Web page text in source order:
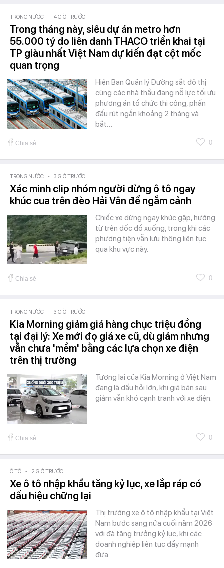
TRONG NƯỚC - 4 GIỜ TRƯỚC
Trong tháng này, siêu dự án metro hơn
55.000 tỷ do liên danh THACO triển khai tại
TP giàu nhất Việt Nam dự kiến đạt cột mốc
quan trọng
Hiện Ban Quản lý Đường sắt đô thị
cùng các nhà thầu đang nỗ lực tối ưu
phương án tổ chức thi công, phấn
đấu rút ngắn khoảng 2 tháng và
bắt…
Chia sẻ 0
TRONG NƯỚC - 3 GIỜ TRƯỚC
Xác minh clip nhóm người dừng ô tô ngay
khúc cua trên đèo Hải Vân để ngắm cảnh
Chiếc xe dừng ngay khúc gập, hướng
từ trên dốc đổ xuống, trong khi các
phương tiện vẫn lưu thông liên tục
qua khu vực này.
Chia sẻ 0
TRONG NƯỚC - 3 GIỜ TRƯỚC
Kia Morning giảm giá hàng chục triệu đồng
tại đại lý: Xe mới đọ giá xe cũ, dù giảm nhưng
vẫn chưa 'mềm' bằng các lựa chọn xe điện
trên thị trường
Tương lai của Kia Morning ở Việt Nam
đang là dấu hỏi lớn, khi giá bán sau
giảm vẫn khó cạnh tranh với xe điện.
Chia sẻ 0
Ô TÔ - 2 GIỜ TRƯỚC
Xe ô tô nhập khẩu tăng kỷ lục, xe lắp ráp có
dấu hiệu chững lại
Thị trường xe ô tô nhập khẩu tại Việt
Nam bước sang nửa cuối năm 2026
với đà tăng trưởng kỷ lục, khi các
doanh nghiệp liên tục đẩy mạnh
đưa…